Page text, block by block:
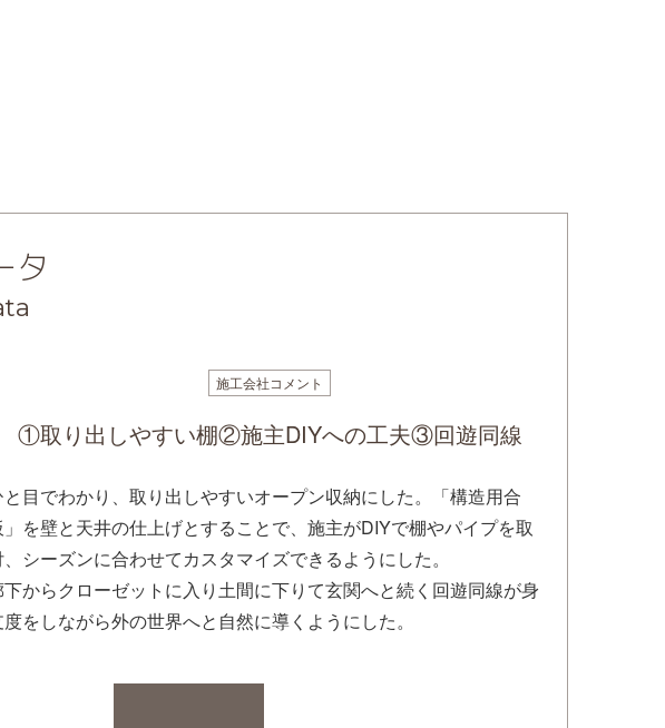
タ
施工会社コメント
①取り出しやすい棚②施主DIYへの工夫③回遊同線
と目でわかり、取り出しやすいオープン収納にした。「構造用合
」を壁と天井の仕上げとすることで、施主がDIYで棚やパイプを取
、シーズンに合わせてカスタマイズできるようにした。
下からクローゼットに入り土間に下りて玄関へと続く回遊同線が身
をしながら外の世界へと自然に導くようにした。